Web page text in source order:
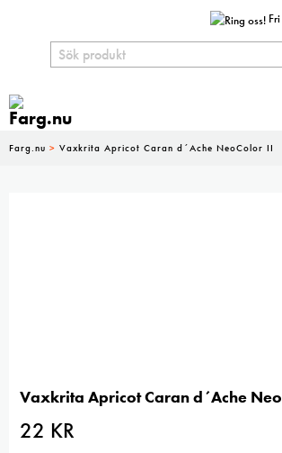
Farg.nu > Vaxkrita Apricot Caran d´Ache NeoColor II
Vaxkrita Apricot Caran d´Ache
22 KR